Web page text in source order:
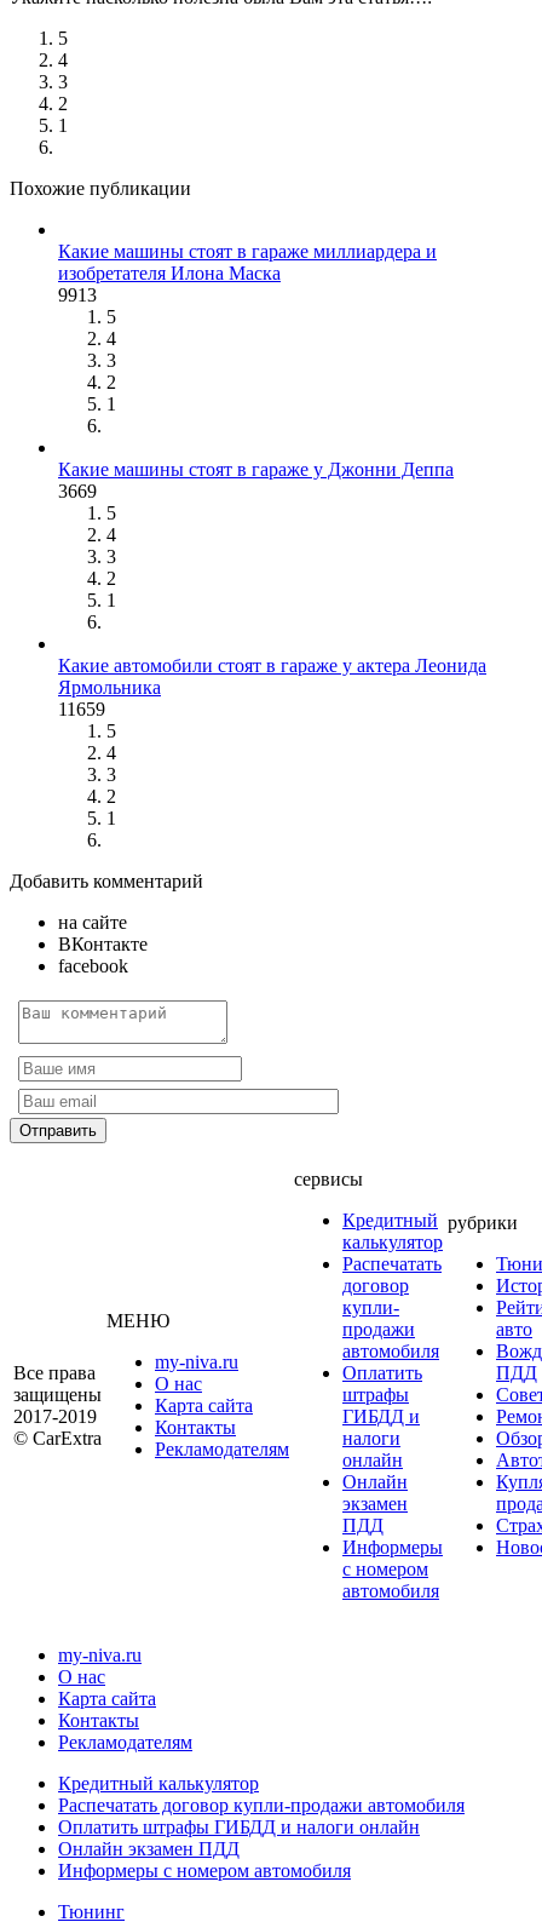
5
4
3
2
1
Похожие публикации
Какие машины стоят в гараже миллиардера и
изобретателя Илона Маска
9913
5
4
3
2
1
Какие машины стоят в гараже у Джонни Деппа
3669
5
4
3
2
1
Какие автомобили стоят в гараже у актера Леонида
Ярмольника
11659
5
4
3
2
1
Добавить комментарий
на сайте
ВКонтакте
facebook
Все права
защищены
2017-2019
© CarExtra
МЕНЮ
my-niva.ru
О нас
Карта сайта
Контакты
Рекламодателям
сервисы
Кредитный
калькулятор
Распечатать
договор
купли-
продажи
автомобиля
Оплатить
штрафы
ГИБДД и
налоги
онлайн
Онлайн
экзамен
ПДД
Информеры
с номером
автомобиля
рубрики
авто
ПДД
my-niva.ru
О нас
Карта сайта
Контакты
Рекламодателям
Кредитный калькулятор
Распечатать договор купли-продажи автомобиля
Оплатить штрафы ГИБДД и налоги онлайн
Онлайн экзамен ПДД
Информеры с номером автомобиля
Тюнинг